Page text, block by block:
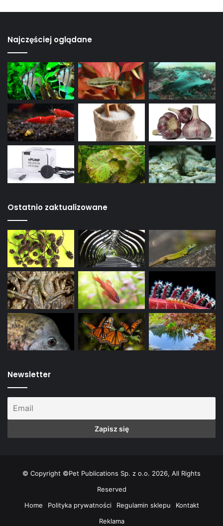
Najczęściej oglądane
Ostatnio zaktualizowane
Newsletter
© Copyright ©Pet Publications Sp. z o.o. 2026, All Rights
Reserved
Home
Polityka prywatności Regulamin sklepu
Kontakt
Reklama